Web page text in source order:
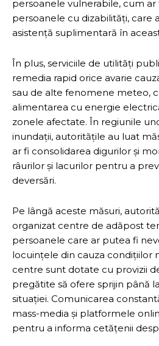
persoanele vulnerabile, cum ar
persoanele cu dizabilități, care
asistență suplimentară în
În plus, serviciile de utilități
remedia rapid orice avarie
sau de alte fenomene meteo,
alimentarea cu energie
zonele afectate. În regiunile
inundații, autoritățile au luat
ar fi consolidarea digurilor și
râurilor și lacurilor pentru a
deversări.
Pe lângă aceste măsuri,
organizat centre de adăpost
persoanele care ar putea fi
locuințele din cauza condițiilor
centre sunt dotate cu provizii
pregătite să ofere sprijin până
situației. Comunicarea
mass-media și platformele
pentru a informa cetățenii